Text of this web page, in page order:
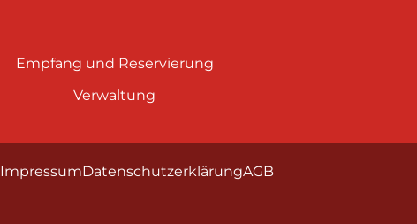
Empfang und Reservierung
Verwaltung
ImpressumDatenschutzerklärungAGB